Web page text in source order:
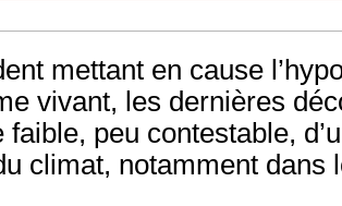
mettant en cause
vivant, les dernières
faible, peu contestable,
climat, notamment dans